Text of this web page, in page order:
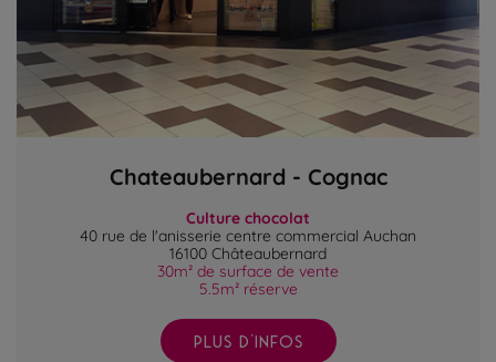
Chateaubernard - Cognac
Culture chocolat
40 rue de l'anisserie centre commercial Auchan
16100 Châteaubernard
30m² de surface de vente
5.5m² réserve
PLUS D'INFOS